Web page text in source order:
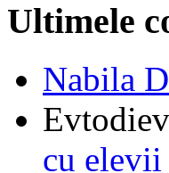
Ultimele
Nabila
Evtodiev
cu